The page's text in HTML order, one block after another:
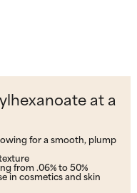
at a
for a smooth, plump
from .06% to 50%
in cosmetics and skin